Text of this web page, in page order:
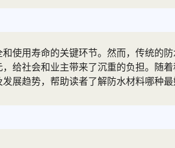
使用寿命的关键环节。然而，传统的
给社会和业主带来了沉重的负担。随
展趋势，帮助读者了解防水材料哪种